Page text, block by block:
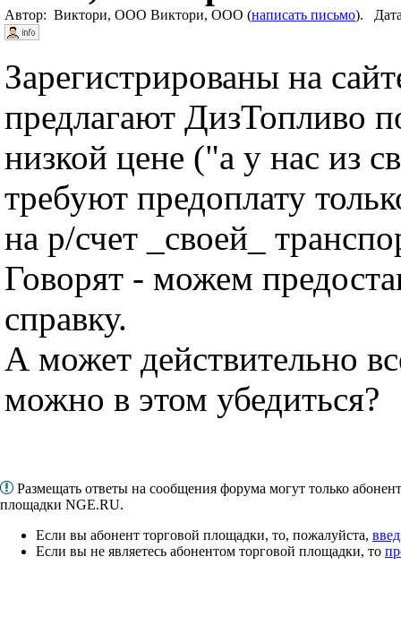
Автор: Виктори, ООО Виктори, ООО (написать письмо).
Зарегистрированы на
предлагают ДизТопливо
низкой цене ("а у нас из
требуют предоплату
на р/счет _своей_
Говорят - можем
справку.
А может действительно
можно в этом убедиться?
Размещать ответы на сообщения форума могут только
площадки NGE.RU.
Если вы абонент торговой площадки, то, пожалуйста,
Если вы не являетесь абонентом торговой площадки, то